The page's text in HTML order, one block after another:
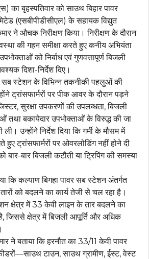
का बृहस्पतिवार को साउथ बिहार पावर
(एसबीपीडीसीएल) के सहायक विद्युत
ने औचक निरीक्षण किया। निरीक्षण के दौरान
की गहन समीक्षा करते हुए कनीय अभियंता
को निर्बाध एवं गुणवत्तापूर्ण बिजली
दिशा-निर्देश दिए।
ने सब स्टेशन के विभिन्न तकनीकी पहलुओं की
ट्रांसफार्मरों पर पीक आवर के दौरान पड़ने
सुरक्षा उपकरणों की उपलब्धता, बिजली
तथा बकायेदार उपभोक्ताओं के विरुद्ध की जा
ली। उन्होंने निर्देश दिया कि गर्मी के मौसम में
ट्रांसफार्मरों पर ओवरलोडिंग नहीं होने दी
बार-बार बिजली कटौती या ट्रिपिंग की समस्या
कि कल्याण बिगहा पावर सब स्टेशन अंतर्गत
को बदलने का कार्य तेजी से चल रहा है।
क्षेत्र में 33 केवी लाइन के तार बदलने का
है, जिससे क्षेत्र में बिजली आपूर्ति और अधिक
ने बताया कि हरनौत का 33/11 केवी पावर
टाउन, साउथ ग्रामीण, ईस्ट, वेस्ट